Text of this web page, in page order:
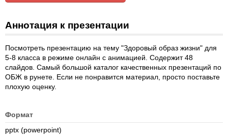
Аннотация к презентации
Посмотреть презентацию на тему "Здоровый образ жизни" для
5-8 класса в режиме онлайн с анимацией. Содержит 48
слайдов. Самый большой каталог качественных презентаций по
ОБЖ в рунете. Если не понравится материал, просто поставьте
плохую оценку.
Формат
pptx (powerpoint)